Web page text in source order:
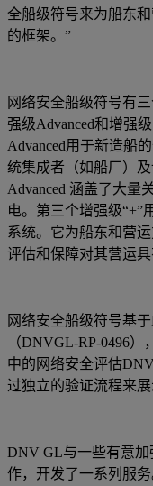
全船级符号来为船东
的框架。”
网络安全船级符号有
强级Advanced和增强
Advanced用于新造船
统集成者（如船厂）
Advanced 涵盖了大量
电。第三个增强级“+”
系统。它为船东和营
评估和保障对其营运
网络安全船级符号基
（DNVGL-RP-0496
中的网络安全评估
过独立的验证流程来展
DNV GL与一些有意
作，开发了一系列服